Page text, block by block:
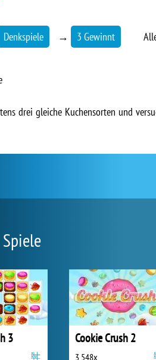
Denkspiele → 3 Gewinnt
drei gleiche Kuchensorten und
3 Cookie Crush 2
3 548x